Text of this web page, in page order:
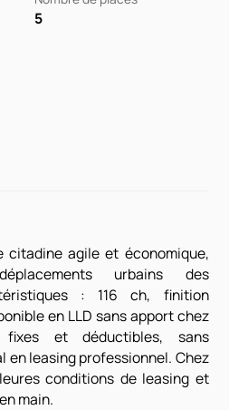
5
citadine agile et économique,
urbains des
: 116 ch, finition
en LLD sans apport chez
fixes et déductibles, sans
en leasing professionnel. Chez
conditions de leasing et
main.